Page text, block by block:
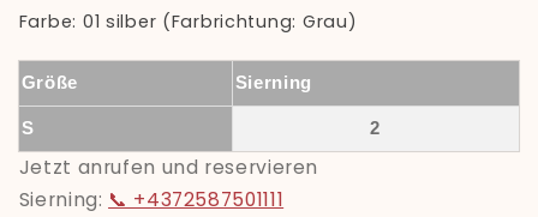
Farbe: 01 silber (Farbrichtung: Grau)
Größe Sierning
S 2
Jetzt anrufen und reservieren
Sierning: 📞 +4372587501111